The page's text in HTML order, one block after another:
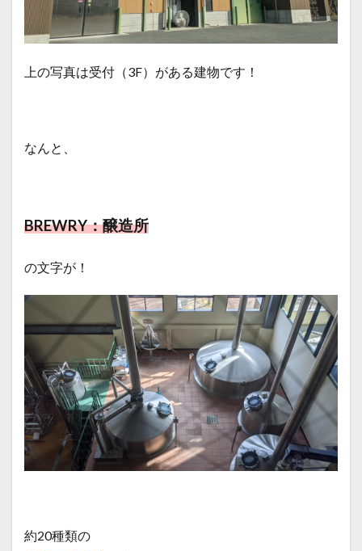
上の写真は受付（3F）がある建物です！
なんと、
BREWRY：醸造所
の文字が！
約20種類の